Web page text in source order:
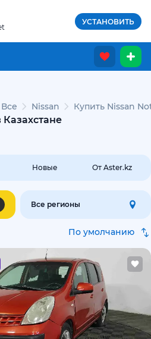
УСТАНОВИТЬ
Все Nissan Купить Nissan
Новые От Aster.kz
Все регионы
По умолчанию